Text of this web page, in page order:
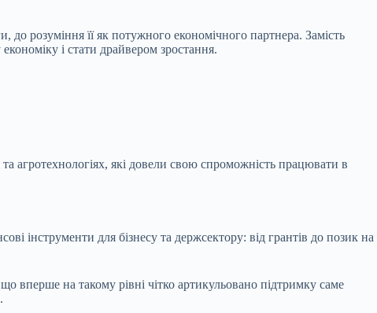
розуміння її як потужного економічного партнера. Замість
і стати драйвером зростання.
агротехнологіях, які довели свою спроможність працювати в
інструменти для бізнесу та держсектору: від грантів до позик на
вперше на такому рівні чітко артикульовано підтримку саме